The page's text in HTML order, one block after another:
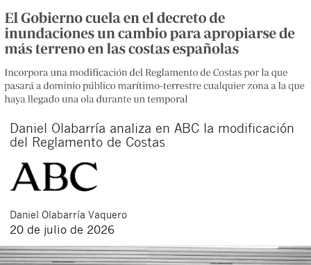
Daniel Olabarría analiza en ABC la modificación
del Reglamento de Costas
Daniel Olabarría Vaquero
20 de julio de 2026